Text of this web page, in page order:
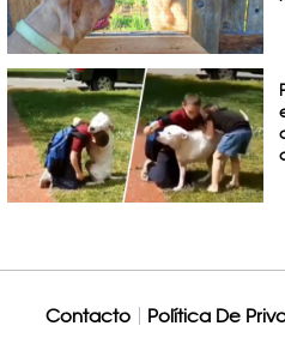
Contacto Política De